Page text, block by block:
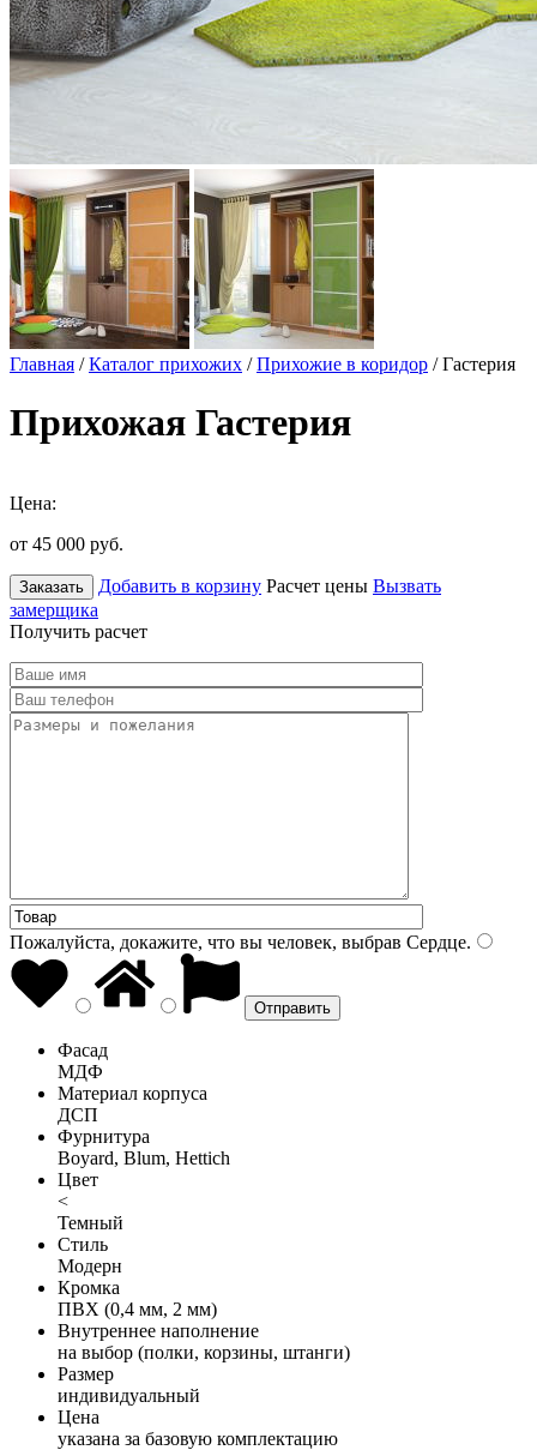
Главная /Каталог прихожих /Прихожие в коридор / Гастерия
Прихожая Гастерия
Цена:
от 45 000 руб.
Заказать Добавить в корзину Расчет цены Вызвать
замерщика
Получить расчет
Пожалуйста, докажите, что вы человек, выбрав Сердце.
Фасад
МДФ
Материал корпуса
ДСП
Фурнитура
Boyard, Blum, Hettich
Цвет
<
Темный
Стиль
Модерн
Кромка
ПВХ (0,4 мм, 2 мм)
Внутреннее наполнение
на выбор (полки, корзины, штанги)
Размер
индивидуальный
Цена
указана за базовую комплектацию